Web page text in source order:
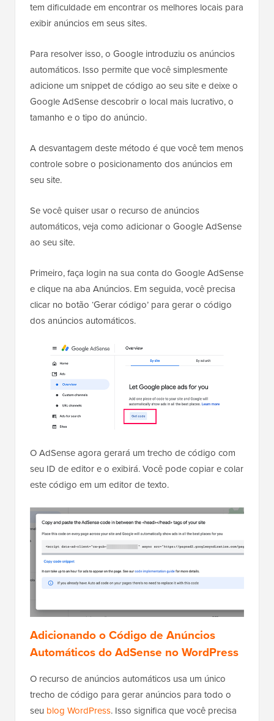
tem dificuldade em encontrar os melhores locais para
exibir anúncios em seus sites.
Para resolver isso, o Google introduziu os anúncios
automáticos. Isso permite que você simplesmente
adicione um snippet de código ao seu site e deixe o
Google AdSense descobrir o local mais lucrativo, o
tamanho e o tipo do anúncio.
A desvantagem deste método é que você tem menos
controle sobre o posicionamento dos anúncios em
seu site.
Se você quiser usar o recurso de anúncios
automáticos, veja como adicionar o Google AdSense
ao seu site.
Primeiro, faça login na sua conta do Google AdSense
e clique na aba Anúncios. Em seguida, você precisa
clicar no botão ‘Gerar código’ para gerar o código
dos anúncios automáticos.
O AdSense agora gerará um trecho de código com
seu ID de editor e o exibirá. Você pode copiar e colar
este código em um editor de texto.
Adicionando o Código de Anúncios
Automáticos do AdSense no WordPress
O recurso de anúncios automáticos usa um único
trecho de código para gerar anúncios para todo o
seu blog WordPress. Isso significa que você precisa